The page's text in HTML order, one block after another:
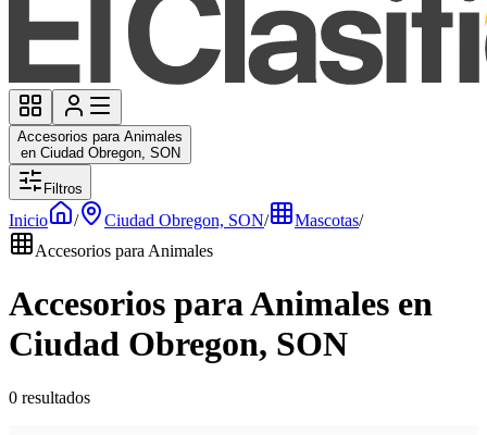
Accesorios para Animales
en Ciudad Obregon, SON
Filtros
Inicio / Ciudad Obregon, SON/ Mascotas/
Accesorios para Animales
Accesorios para Animales en
Ciudad Obregon, SON
0 resultados